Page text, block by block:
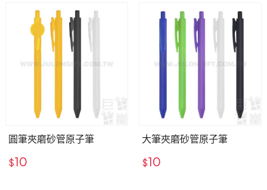
圓筆夾磨砂管原子筆
$10
大筆夾磨砂管原子筆
$10